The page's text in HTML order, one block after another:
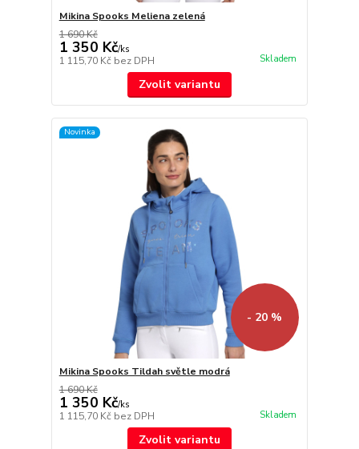
Mikina Spooks Meliena zelená
1 690 Kč
1 350 Kč/ks
1 115,70 Kč bez DPH Skladem
Zvolit variantu
Novinka
- 20 %
Mikina Spooks Tildah světle modrá
1 690 Kč
1 350 Kč/ks
1 115,70 Kč bez DPH Skladem
Zvolit variantu